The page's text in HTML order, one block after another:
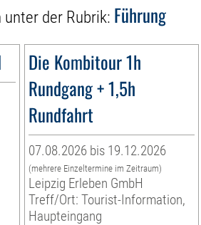
der Rubrik: Führung
Die Kombitour 1h
Rundgang + 1,5h
Rundfahrt
07.08.2026 bis 19.12.2026
(mehrere Einzeltermine im Zeitraum)
Leipzig Erleben GmbH
Treff/Ort: Tourist-Information,
Haupteingang